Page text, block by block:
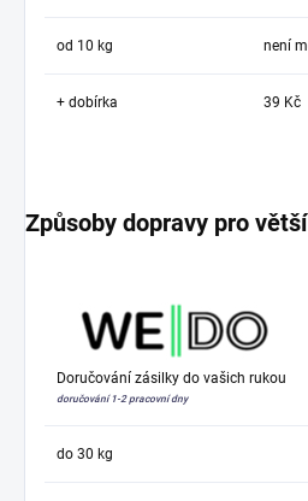
od 10 kg není
+ dobírka 39 Kč
Způsoby dopravy pro
Doručování zásilky do vašich rukou
doručování 1-2 pracovní dny
do 30 kg